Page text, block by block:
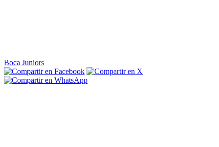
Boca Juniors